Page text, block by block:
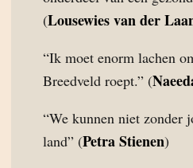
(Lousewies van der
“Ik moet enorm lachen
Breedveld roept.” (
“We kunnen niet zonder
land” (Petra Stienen)